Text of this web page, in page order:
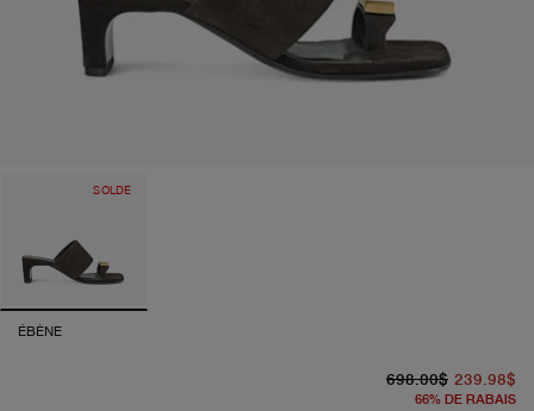
SOLDE
ÉBÈNE
698.00$ 239.98$
66% DE RABAIS